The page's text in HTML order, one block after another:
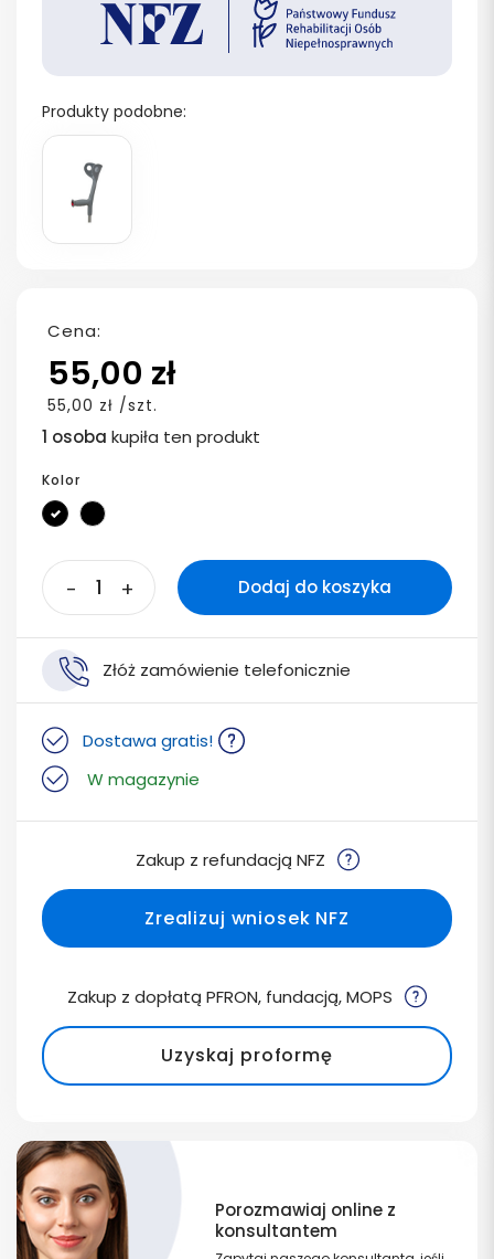
Produkty podobne:
Cena:
55,00 zł
55,00 zł /szt.
1 osoba kupiła ten produkt
Kolor
Czarno-Czerwona
Czarno-Szara
- + Dodaj do koszyka
Złóż zamówienie telefonicznie
Dostawa gratis!
W magazynie
Zakup z refundacją NFZ
Zrealizuj wniosek NFZ
Zakup z dopłatą PFRON, fundacją, MOPS
Uzyskaj proformę
Porozmawiaj online z
konsultantem